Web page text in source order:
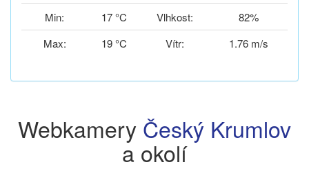
Min:
17 °C Vlhkost:
82%
Max:
19 °C Vítr: 1.76 m/s
Webkamery Český Krumlov
a okolí